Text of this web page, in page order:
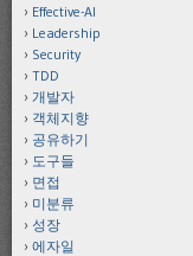
Effective-AI
Leadership
Security
TDD
개발자
객체지향
공유하기
도구들
면접
미분류
성장
에자일